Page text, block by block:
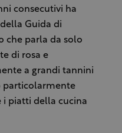
consecutivi ha
Guida di
che parla da solo
di rosa e
a grandi tannini
particolarmente
i piatti della cucina